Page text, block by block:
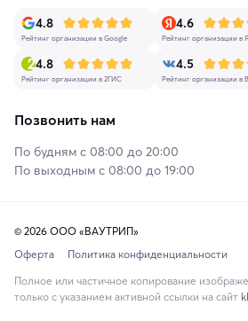
4.8
Рейтинг организации в Google
4.6
Рейтинг организации в
4.8
Рейтинг организации в 2ГИС
4.5
Рейтинг организации в
Позвонить нам
По будням с 08:00 до 20:00
По выходным с 08:00 до 19:00
© 2026 ООО «ВАУТРИП»
Оферта
Политика конфиденциальности
Полное или частичное копирование
только с указанием активной ссылки на сайт